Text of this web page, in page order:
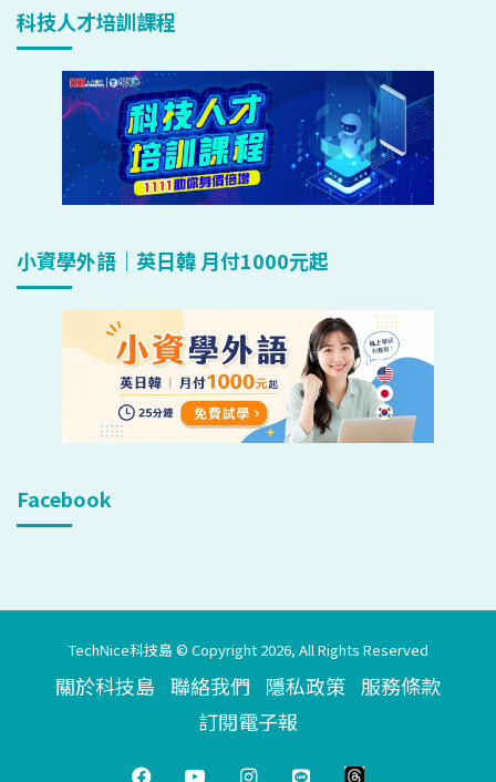
科技人才培訓課程
小資學外語｜英日韓 月付1000元起
Facebook
TechNice科技島 © Copyright 2026, All Rights Reserved
關於科技島 聯絡我們 隱私政策 服務條款
訂閱電子報